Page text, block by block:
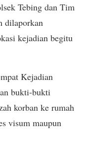
Tebing dan Tim
dilaporkan
kejadian begitu
Kejadian
bukti-bukti
korban ke rumah
visum maupun